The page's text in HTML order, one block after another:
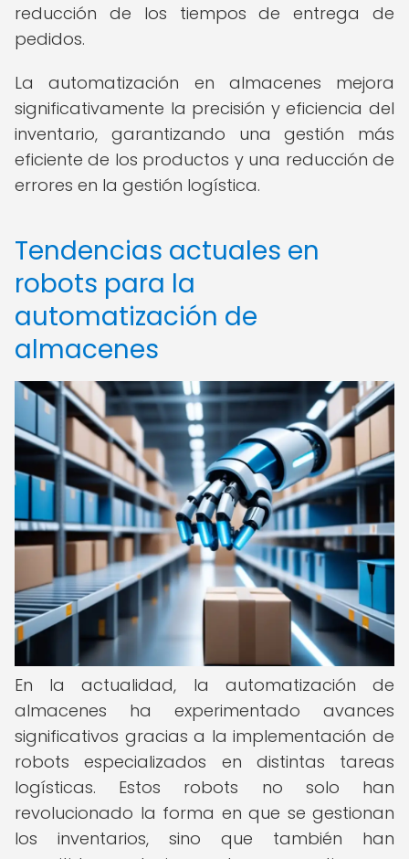
reducción de los tiempos de entrega de
pedidos.
La automatización en almacenes mejora
significativamente la precisión y eficiencia del
inventario, garantizando una gestión más
eficiente de los productos y una reducción de
errores en la gestión logística.
Tendencias actuales en
robots para la
automatización de
almacenes
En la actualidad, la automatización de
almacenes ha experimentado avances
significativos gracias a la implementación de
robots especializados en distintas tareas
logísticas. Estos robots no solo han
revolucionado la forma en que se gestionan
los inventarios, sino que también han